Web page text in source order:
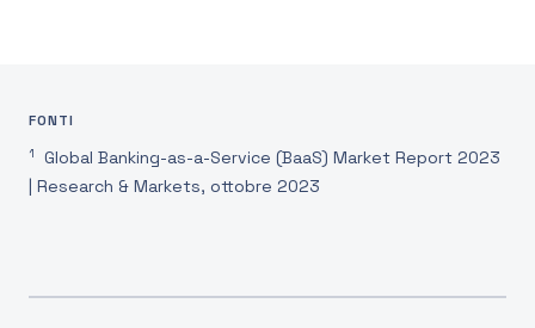
FONTI
1
Global Banking-as-a-Service (BaaS) Market Report 2023
| Research & Markets, ottobre 2023